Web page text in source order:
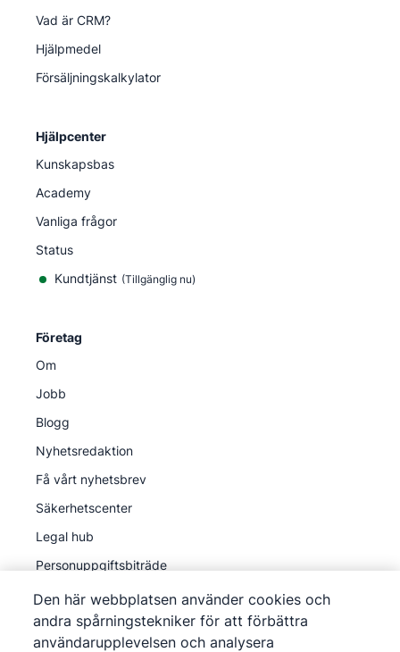
Vad är CRM?
Hjälpmedel
Försäljningskalkylator
Hjälpcenter
Kunskapsbas
Academy
Vanliga frågor
Status
Kundtjänst (Tillgänglig nu)
Företag
Om
Jobb
Blogg
Nyhetsredaktion
Få vårt nyhetsbrev
Säkerhetscenter
Legal hub
Personuppgiftsbiträde
Den här webbplatsen använder cookies och
andra spårningstekniker för att förbättra
användarupplevelsen och analysera